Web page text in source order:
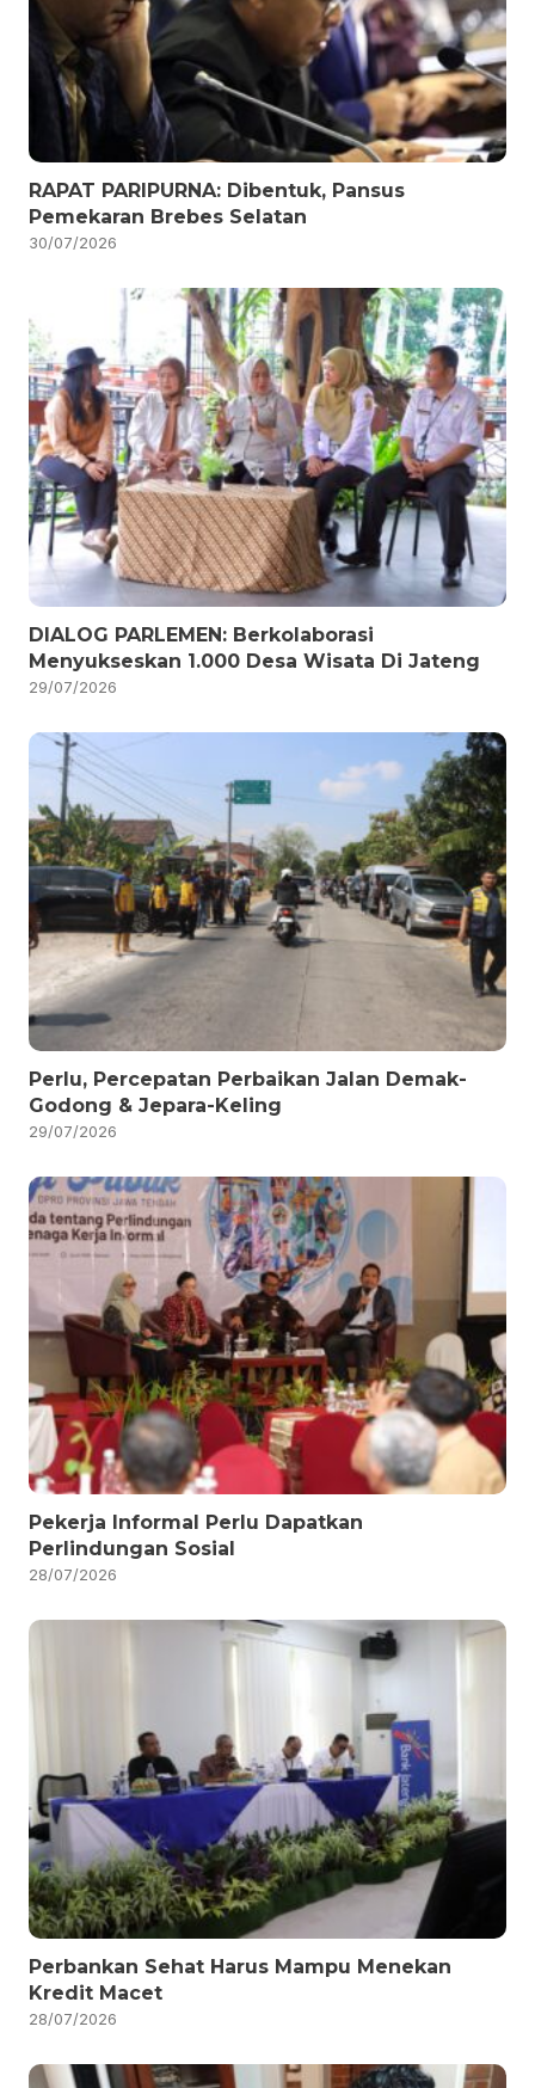
RAPAT PARIPURNA: Dibentuk, Pansus
Pemekaran Brebes Selatan
30/07/2026
DIALOG PARLEMEN: Berkolaborasi
Menyukseskan 1.000 Desa Wisata Di Jateng
29/07/2026
Perlu, Percepatan Perbaikan Jalan Demak-
Godong & Jepara-Keling
29/07/2026
Pekerja Informal Perlu Dapatkan
Perlindungan Sosial
28/07/2026
Perbankan Sehat Harus Mampu Menekan
Kredit Macet
28/07/2026